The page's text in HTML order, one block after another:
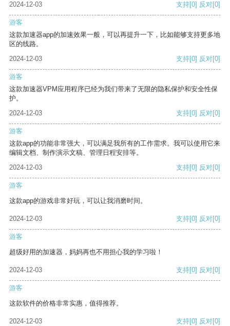
2024-12-03 支持[0] 反对[0]
游客
这款加速器app的加速效果一般，可以再提升一下，比如能够支持更多地
区的线路。
2024-12-03
支持[0] 反对[0]
游客
这款加速器VPM应用程序已经为我们带来了无限的隐私保护和安全性保
护。
2024-12-03
支持[0] 反对[0]
游客
这款app的功能非常强大，可以满足我所有的工作需求。我可以使用它来
编辑文档、制作演示文稿、管理日程安排等。
2024-12-03
支持[0] 反对[0]
游客
这款app的游戏非常好玩，可以让我消磨时间。
2024-12-03 支持[0] 反对[0]
游客
超级好用的加速器，妈妈再也不用担心我的学习啦！
2024-12-03 支持[0] 反对[0]
游客
这款软件的价格非常实惠，值得推荐。
2024-12-03 支持[0] 反对[0]